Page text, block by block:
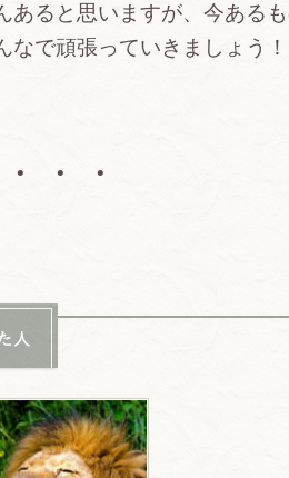
あると思いますが、今ある
なで頑張っていきましょう！
• • •